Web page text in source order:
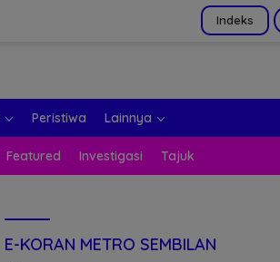
Indeks
Peristiwa Lainnya
Featured Investigasi Tajuk
E-KORAN METRO SEMBILAN